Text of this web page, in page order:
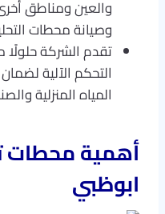
والعين ومناطق
وصيانة محطات
تقدم الشركة
التحكم الآلية
المياه المنزلية
أهمية محطات
ابوظبي